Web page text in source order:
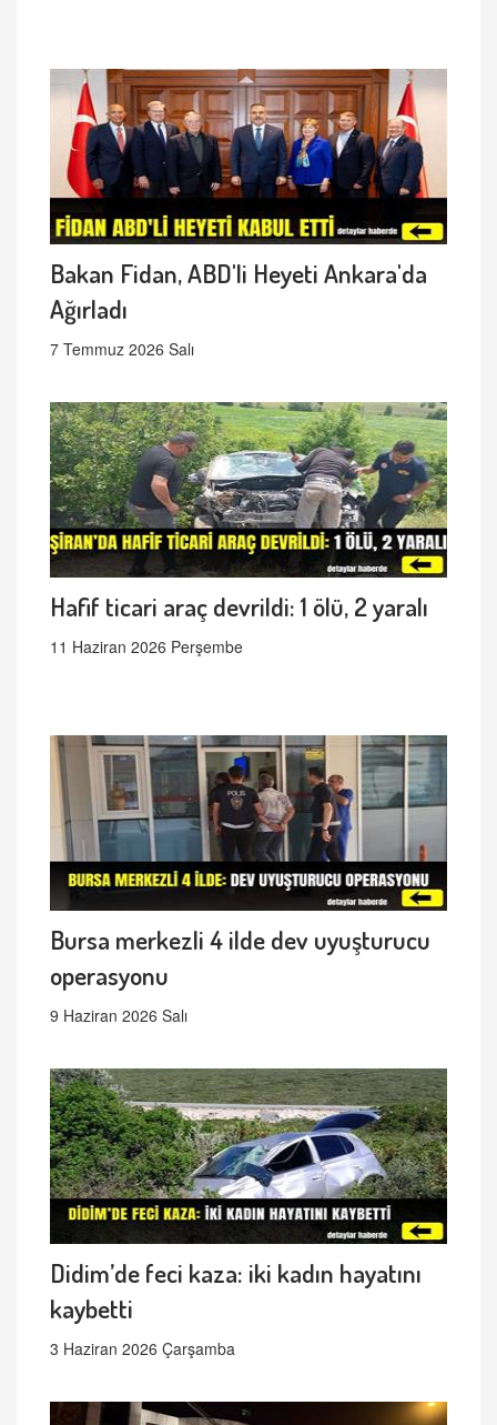
Bakan Fidan, ABD'li Heyeti Ankara'da
Ağırladı
7 Temmuz 2026 Salı
Hafif ticari araç devrildi: 1 ölü, 2 yaralı
11 Haziran 2026 Perşembe
Bursa merkezli 4 ilde dev uyuşturucu
operasyonu
9 Haziran 2026 Salı
Didim’de feci kaza: iki kadın hayatını
kaybetti
3 Haziran 2026 Çarşamba